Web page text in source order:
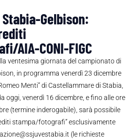
Gelbison:
AIA-CONI-FIGC
ventesima giornata del campionato di
in programma venerdì 23 dicembre
Menti” di Castellammare di Stabia,
oggi, venerdì 16 dicembre, e fino alle ore
(termine inderogabile), sarà possibile
stampa/fotografi” esclusivamente
(le richieste